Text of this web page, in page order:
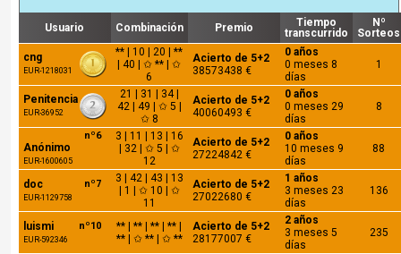
Usuario Combinación Premio
Tiempo
transcurrido
Nº
Sorteos
cng
EUR-1218031
** | 10 | 20 | **
| 40 | ✩ ** | ✩
6
Acierto de 5+2
38573438 €
0 años
0 meses 8
días
1
Penitencia
EUR-36952
21 | 31 | 34 |
42 | 49 | ✩ 5 |
✩ 8
Acierto de 5+2
40060493 €
0 años
0 meses 29
días
8
nº6
Anónimo
EUR-1600605
3 | 11 | 13 | 16
| 32 | ✩ 5 | ✩
12
Acierto de 5+2
27224842 €
0 años
10 meses 9
días
88
nº7
doc
EUR-1129758
3 | 42 | 43 | 13
| 1 | ✩ 10 | ✩
11
Acierto de 5+2
27022680 €
1 años
3 meses 23
días
136
nº10
luismi
EUR-592346
** | ** | ** | ** |
** | ✩ ** | ✩ **
Acierto de 5+2
28177007 €
2 años
3 meses 5
días
235